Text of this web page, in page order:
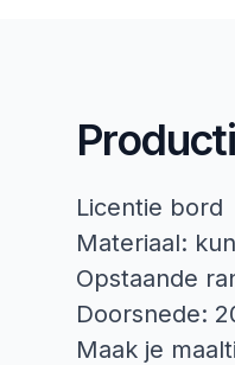
Licentie bord
Materiaal:
Opstaande
Doorsnede:
Maak je